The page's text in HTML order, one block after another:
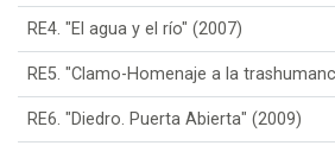
RE4. "El agua y el río" (2007)
RE5. "Clamo-Homenaje a la
RE6. "Diedro. Puerta Abierta" (2009)